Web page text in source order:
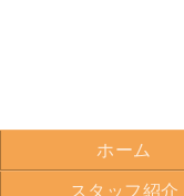
ホーム
スタッフ紹介